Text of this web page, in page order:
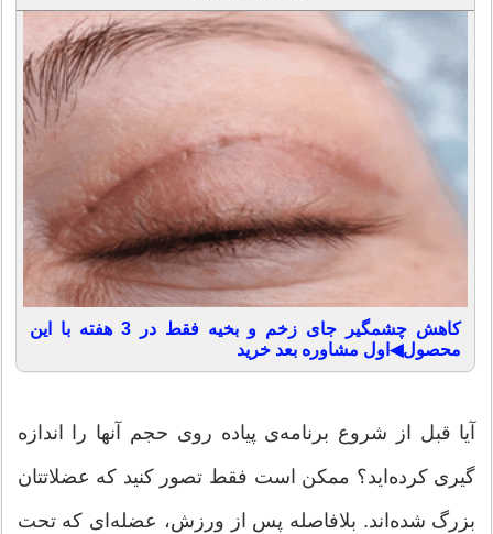
کاهش چشمگیر جای زخم و بخیه فقط در 3 هفته با این
محصول◀اول مشاوره بعد خرید
آیا قبل از شروع برنامه‌ی پیاده روی حجم آنها را ‌اندازه
گیری كرده‌اید؟ ممكن است فقط تصور كنید كه عضلاتتان
بزرگ شده‌اند. بلافاصله پس از ورزش، عضله‌ای كه تحت